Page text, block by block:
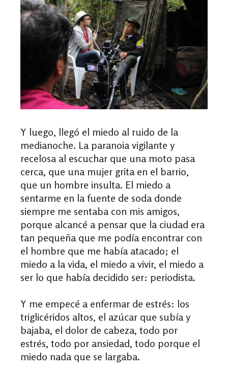
Y luego, llegó el miedo al ruido de la
medianoche. La paranoia vigilante y
recelosa al escuchar que una moto pasa
cerca, que una mujer grita en el barrio,
que un hombre insulta. El miedo a
sentarme en la fuente de soda donde
siempre me sentaba con mis amigos,
porque alcancé a pensar que la ciudad era
tan pequeña que me podía encontrar con
el hombre que me había atacado; el
miedo a la vida, el miedo a vivir, el miedo a
ser lo que había decidido ser: periodista.
Y me empecé a enfermar de estrés: los
triglicéridos altos, el azúcar que subía y
bajaba, el dolor de cabeza, todo por
estrés, todo por ansiedad, todo porque el
miedo nada que se largaba.